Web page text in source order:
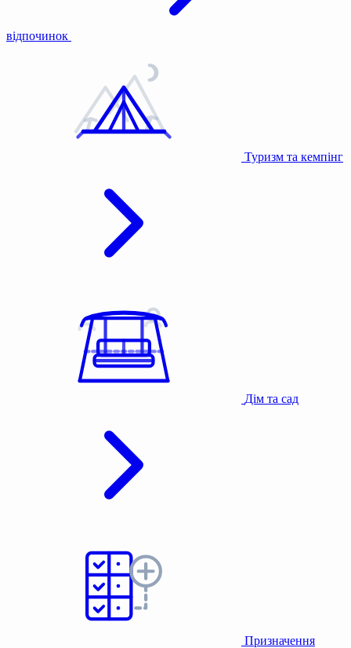
відпочинок
Туризм та кемпінг
Дім та сад
Призначення